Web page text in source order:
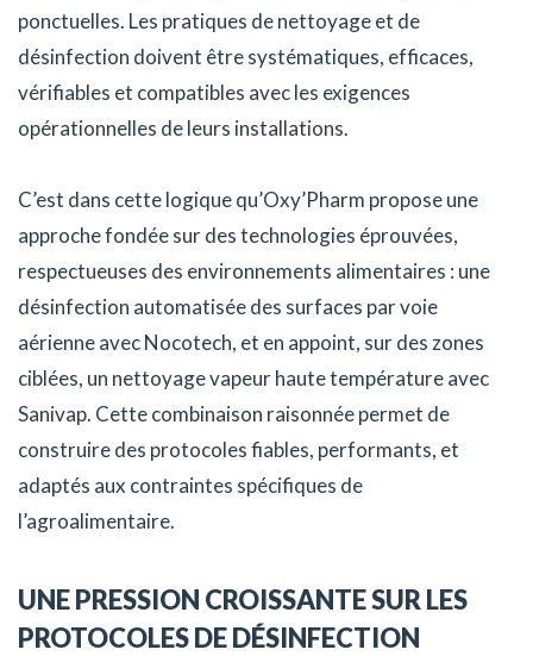
ponctuelles. Les pratiques de nettoyage et de
désinfection doivent être systématiques, efficaces,
vérifiables et compatibles avec les exigences
opérationnelles de leurs installations.
C’est dans cette logique qu’Oxy’Pharm propose une
approche fondée sur des technologies éprouvées,
respectueuses des environnements alimentaires : une
désinfection automatisée des surfaces par voie
aérienne avec Nocotech, et en appoint, sur des zones
ciblées, un nettoyage vapeur haute température avec
Sanivap. Cette combinaison raisonnée permet de
construire des protocoles fiables, performants, et
adaptés aux contraintes spécifiques de
l’agroalimentaire.
UNE PRESSION CROISSANTE SUR LES
PROTOCOLES DE DÉSINFECTION